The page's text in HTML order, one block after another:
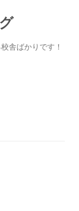
舎ばかりです！